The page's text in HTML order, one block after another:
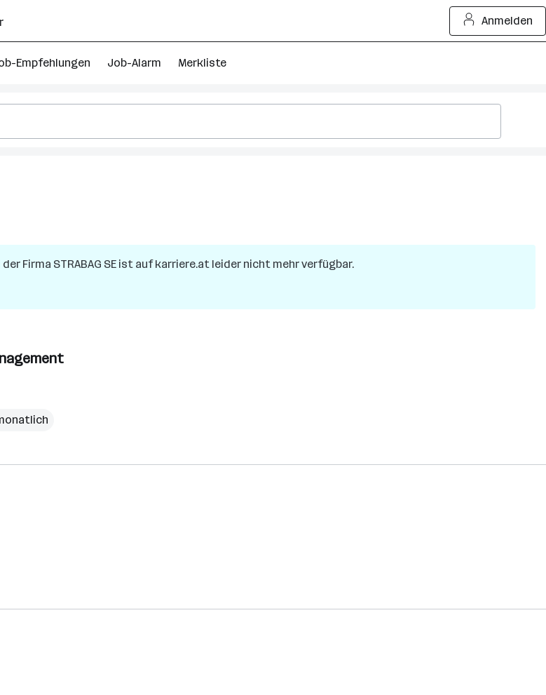
Anmelden
Empfehlungen Job-Alarm Merkliste
der Firma STRABAG SE ist auf karriere.at leider nicht mehr verfügbar.